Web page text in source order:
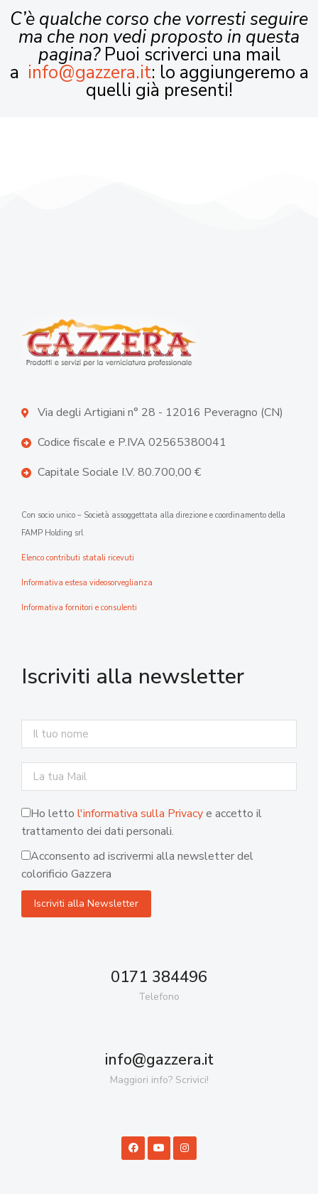
C’è qualche corso che vorresti seguire
ma che non vedi proposto in questa
pagina?Puoi scriverci una mail
a info@gazzera.it: lo aggiungeremo a
quelli già presenti!
Via degli Artigiani n° 28 - 12016 Peveragno (CN)
Codice fiscale e P.IVA 02565380041
Capitale Sociale I.V. 80.700,00 €
Con socio unico – Società assoggettata alla direzione e coordinamento della
FAMP Holding srl
Elenco contributi statali ricevuti
Informativa estesa videosorveglianza
Informativa fornitori e consulenti
Iscriviti alla newsletter
Ho letto l'informativa sulla Privacye accetto il
trattamento dei dati personali.
Acconsento ad iscrivermi alla newsletter del
colorificio Gazzera
0171 384496
Telefono
info@gazzera.it
Maggiori info? Scrivici!